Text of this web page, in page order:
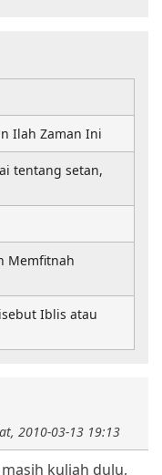
2010-03-13 19:13
kuliah dulu,
Ilah Zaman Ini
tentang setan,
Memfitnah
Iblis atau